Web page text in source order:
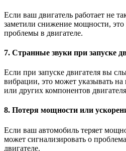
Если ваш двигатель работает не
заметили снижение мощности, это
проблемы в двигателе.
7. Странные звуки при запуске
Если при запуске двигателя вы
вибрации, это может указывать на
или других компонентов
8. Потеря мощности или
Если ваш автомобиль теряет
может сигнализировать о
двигателе.